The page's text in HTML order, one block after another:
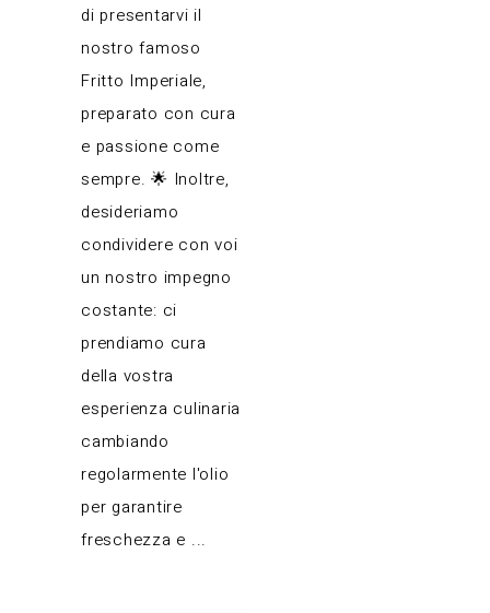
di presentarvi il
nostro famoso
Fritto Imperiale,
preparato con cura
e passione come
sempre. 🌟 Inoltre,
desideriamo
condividere con voi
un nostro impegno
costante: ci
prendiamo cura
della vostra
esperienza culinaria
cambiando
regolarmente l'olio
per garantire
freschezza e